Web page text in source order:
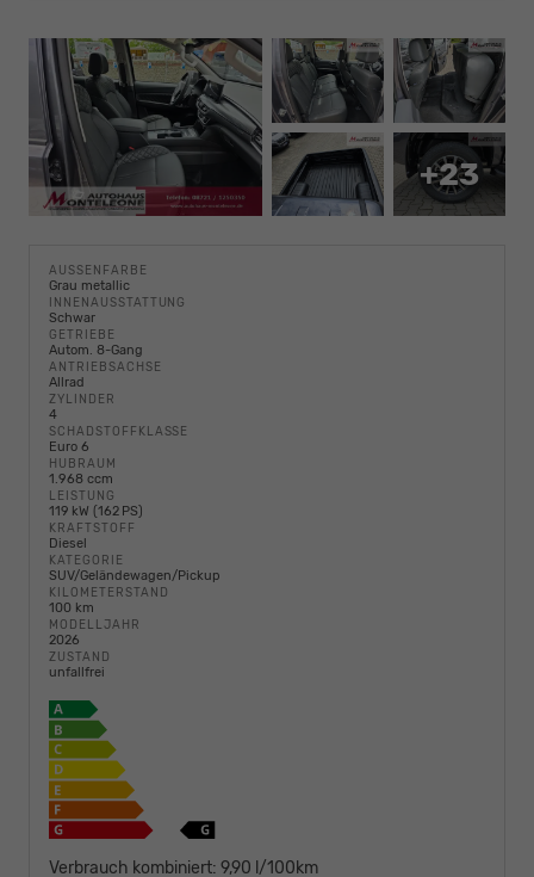
+23
AUSSENFARBE
Grau metallic
INNENAUSSTATTUNG
Schwar
GETRIEBE
Autom. 8-Gang
ANTRIEBSACHSE
Allrad
ZYLINDER
4
SCHADSTOFFKLASSE
Euro 6
HUBRAUM
1.968 ccm
LEISTUNG
119 kW (162 PS)
KRAFTSTOFF
Diesel
KATEGORIE
SUV/Geländewagen/Pickup
KILOMETERSTAND
100 km
MODELLJAHR
2026
ZUSTAND
unfallfrei
Verbrauch kombiniert: 9,90 l/100km